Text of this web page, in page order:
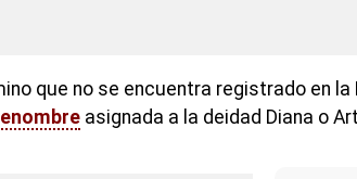
que no se encuentra registrado en la
asignada a la deidad Diana o